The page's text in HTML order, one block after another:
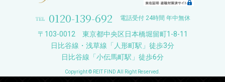
0120-139-692 電話受付 24時間 年中無休
〒103-0012 東京都中央区日本橋堀留町1-8-11
日比谷線・浅草線「人形町駅」徒歩3分
日比谷線「小伝馬町駅」徒歩6分
Copyright © REIT FIND All Right Reserved.